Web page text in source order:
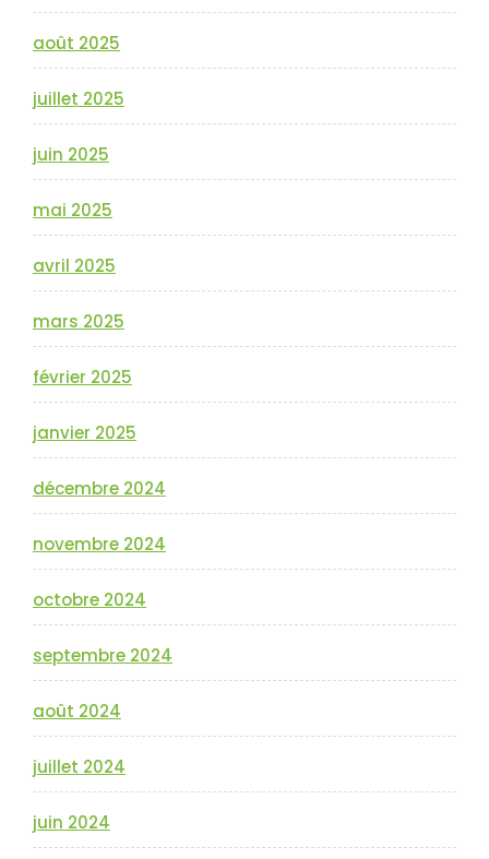
août 2025
juillet 2025
juin 2025
mai 2025
avril 2025
mars 2025
février 2025
janvier 2025
décembre 2024
novembre 2024
octobre 2024
septembre 2024
août 2024
juillet 2024
juin 2024